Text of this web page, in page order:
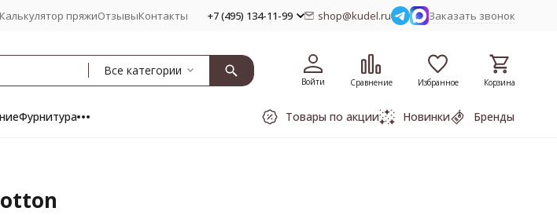
пряжиОтзывыКонтакты +7 (495) 134-11-99 shop@kudel.ru Заказать звонок
Все категории
Войти Сравнение Избранное Корзина
Фурнитура Товары по акции Новинки Бренды